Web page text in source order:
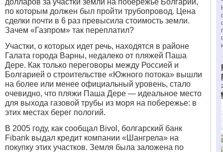
долларов за участки земли на побережье Болгарии,
по которым должен был пройти трубопровод. Цена
сделки почти в 6 раз превысила стоимость земли.
Зачем «Газпром» так переплатил?
Участки, о которых идет речь, находятся в районе
Галата города Варны, недалеко от пляжей Паша
Дере. Как только переговоры между Россией и
Болгарией о строительстве «Южного потока» вышли
на более или менее официальный уровень, стало
очевидно, что пляжи Паша Дере — идеальное место
для выхода газовой трубы из моря на побережье: в
этих местах берег пологий.
В 2005 году, как сообщал Bivol, болгарский банк
Fibank выдал кредит компании «Шангрела» на
покупку этих участков. Земля была заложена по